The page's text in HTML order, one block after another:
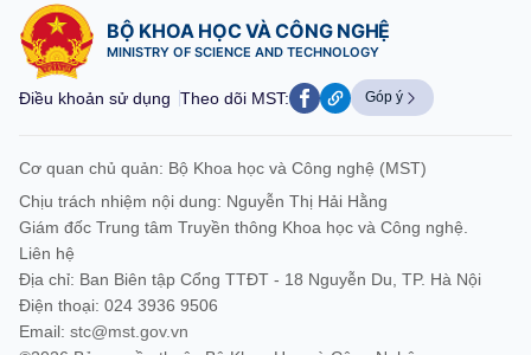
BỘ KHOA HỌC VÀ CÔNG NGHỆ
MINISTRY OF SCIENCE AND TECHNOLOGY
Điều khoản sử dụng Theo dõi MST: Góp ý
Cơ quan chủ quản: Bộ Khoa học và Công nghệ (MST)
Chịu trách nhiệm nội dung: Nguyễn Thị Hải Hằng
Giám đốc Trung tâm Truyền thông Khoa học và Công nghệ.
Liên hệ
Địa chỉ: Ban Biên tập Cổng TTĐT - 18 Nguyễn Du, TP. Hà Nội
Điện thoại: 024 3936 9506
Email: stc@mst.gov.vn